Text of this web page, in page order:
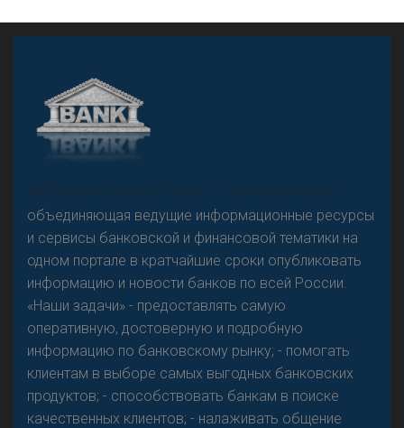
«Н
овости Банков России» – группа компаний,
объединяющая ведущие информационные ресурсы
и сервисы банковской и финансовой тематики на
одном портале в кратчайшие сроки опубликовать
информацию и новости банков по всей России.
«Наши задачи» - предоставлять самую
оперативную, достоверную и подробную
информацию по банковскому рынку; - помогать
клиентам в выборе самых выгодных банковских
продуктов; - способствовать банкам в поиске
качественных клиентов; - налаживать общение